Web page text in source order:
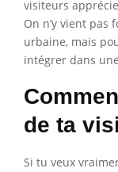
visiteurs
On n’y vient
urbaine, mais
intégrer dans
de ta
Si tu veux